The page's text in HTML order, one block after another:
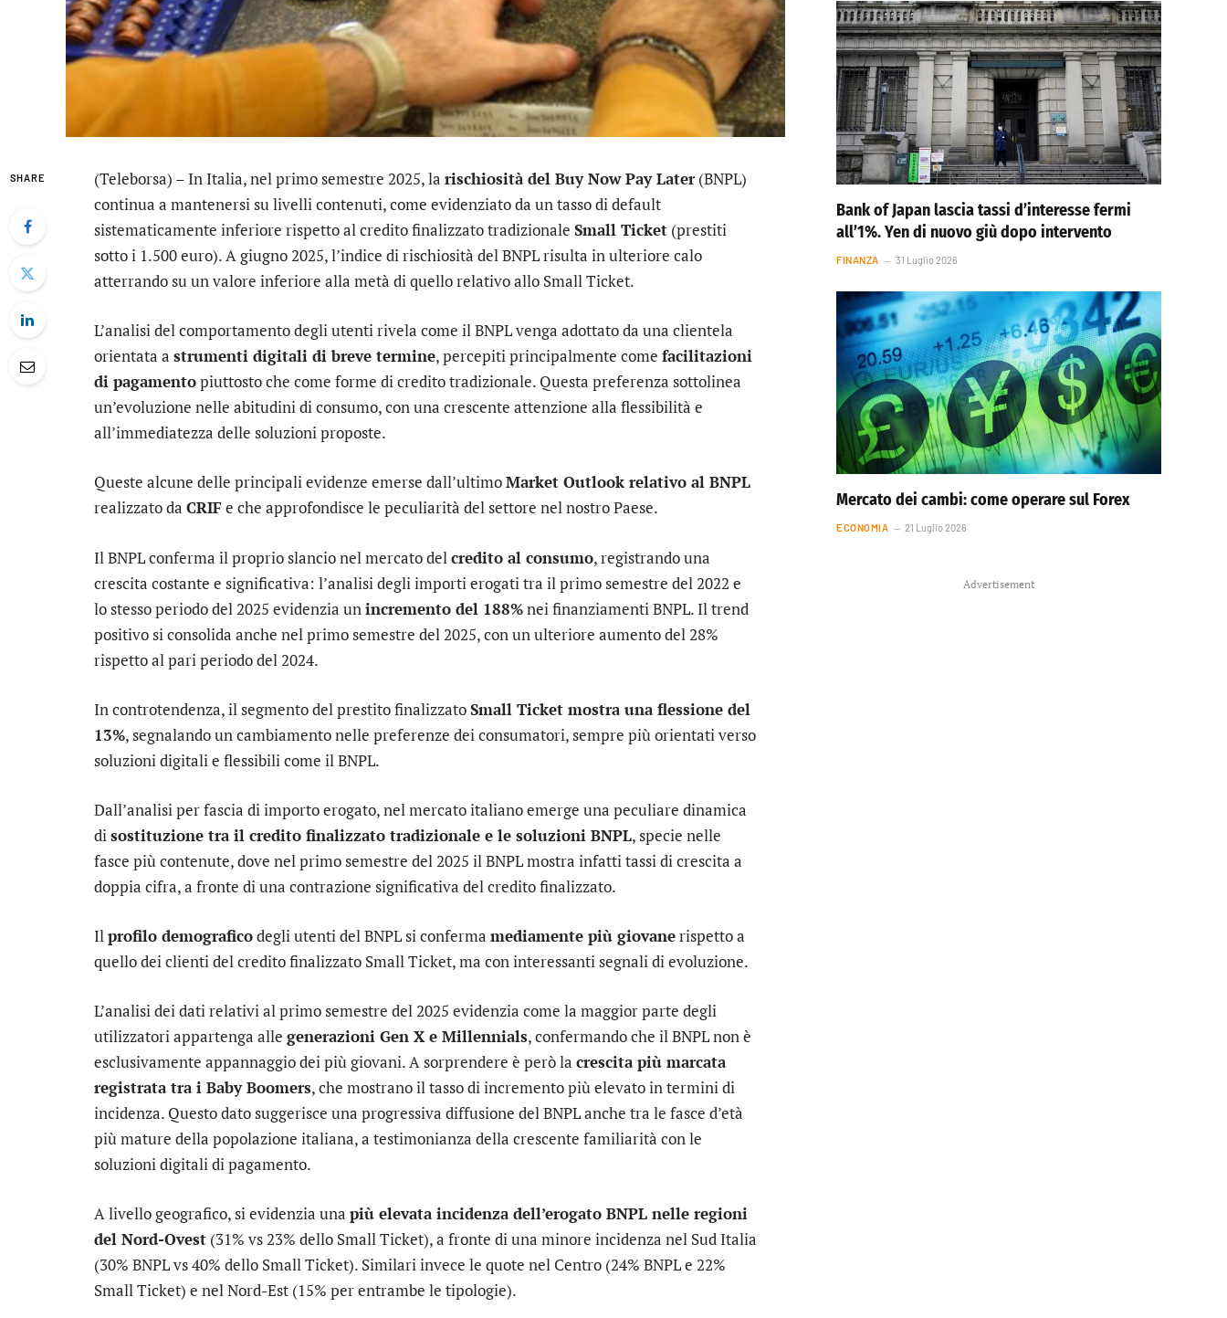
SHARE (Teleborsa) – In Italia, nel primo semestre 2025, la rischiosità del Buy Now Pay Later(BNPL)
continua a mantenersi su livelli contenuti, come evidenziato da un tasso di default
sistematicamente inferiore rispetto al credito finalizzato tradizionale Small Ticket (prestiti
sotto i 1.500 euro). A giugno 2025, l’indice di rischiosità del BNPL risulta in ulteriore calo
atterrando su un valore inferiore alla metà di quello relativo allo Small Ticket.
L’analisi del comportamento degli utenti rivela come il BNPL venga adottato da una clientela
orientata a strumenti digitali di breve termine, percepiti principalmente come facilitazioni
di pagamentopiuttosto che come forme di credito tradizionale. Questa preferenza sottolinea
un’evoluzione nelle abitudini di consumo, con una crescente attenzione alla flessibilità e
all’immediatezza delle soluzioni proposte.
Queste alcune delle principali evidenze emerse dall’ultimoMarket Outlook relativo al BNPL
realizzato da CRIFe che approfondisce le peculiarità del settore nel nostro Paese.
Il BNPL conferma il proprio slancio nel mercato del credito al consumo, registrando una
crescita costante e significativa: l’analisi degli importi erogati tra il primo semestre del 2022 e
lo stesso periodo del 2025 evidenzia un incremento del 188%nei finanziamenti BNPL. Il trend
positivo si consolida anche nel primo semestre del 2025, con un ulteriore aumento del 28%
rispetto al pari periodo del 2024.
In controtendenza, il segmento del prestito finalizzatoSmall Ticket mostra una flessione del
13%, segnalando un cambiamento nelle preferenze dei consumatori, sempre più orientati verso
soluzioni digitali e flessibili come il BNPL.
Dall’analisi per fascia di importo erogato, nel mercato italiano emerge una peculiare dinamica
disostituzione tra il credito finalizzato tradizionale e le soluzioni BNPL, specie nelle
fasce più contenute, dove nel primo semestre del 2025 il BNPL mostra infatti tassi di crescita a
doppia cifra, a fronte di una contrazione significativa del credito finalizzato.
Ilprofilo demograficodegli utenti del BNPL si conferma mediamente più giovanerispetto a
quello dei clienti del credito finalizzato Small Ticket, ma con interessanti segnali di evoluzione.
L’analisi dei dati relativi al primo semestre del 2025 evidenzia come la maggior parte degli
utilizzatori appartenga alle generazioni Gen X e Millennials, confermando che il BNPL non è
esclusivamente appannaggio dei più giovani. A sorprendere è però la crescita più marcata
registrata tra i Baby Boomers, che mostrano il tasso di incremento più elevato in termini di
incidenza. Questo dato suggerisce una progressiva diffusione del BNPL anche tra le fasce d’età
più mature della popolazione italiana, a testimonianza della crescente familiarità con le
soluzioni digitali di pagamento.
A livello geografico, si evidenzia una più elevata incidenza dell’erogato BNPL nelle regioni
del Nord-Ovest (31% vs 23% dello Small Ticket), a fronte di una minore incidenza nel Sud Italia
(30% BNPL vs 40% dello Small Ticket). Similari invece le quote nel Centro (24% BNPL e 22%
Small Ticket) e nel Nord-Est (15% per entrambe le tipologie).
Bank of Japan lascia tassi d’interesse fermi
all’1%. Yen di nuovo giù dopo intervento
FINANZA 31 Luglio 2026
Mercato dei cambi: come operare sul Forex
ECONOMIA 21 Luglio 2026
Advertisement